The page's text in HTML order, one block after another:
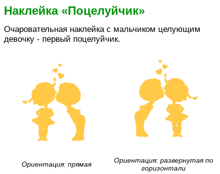
Наклейка «Поцелуйчик»
Очаровательная наклейка с мальчиком целующим
девочку - первый поцелуйчик.
Ориентация: прямая
Ориентация: развернутая по
горизонтали